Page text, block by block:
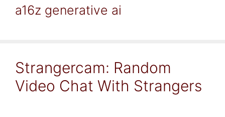
a16z generative ai
Strangercam: Random
Video Chat With Strangers